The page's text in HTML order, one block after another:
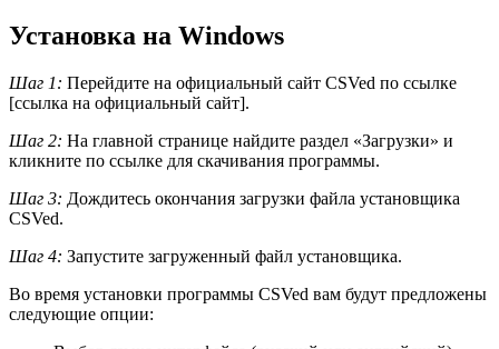
Установка на Windows
Шаг 1: Перейдите на официальный сайт CSVed по ссылке
[ссылка на официальный сайт].
Шаг 2: На главной странице найдите раздел «Загрузки» и
кликните по ссылке для скачивания программы.
Шаг 3: Дождитесь окончания загрузки файла установщика
CSVed.
Шаг 4: Запустите загруженный файл установщика.
Во время установки программы CSVed вам будут предложены
следующие опции: